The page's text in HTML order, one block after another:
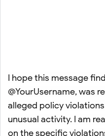
I hope this message
@YourUsername, was
alleged policy
unusual activity. I am
on the specific